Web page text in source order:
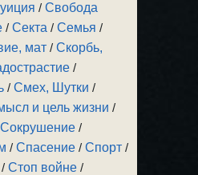
/Свобода
/Секта /Семья /
мат /Скорбь,
/
/Смех, Шутки /
и цель жизни /
Сокрушение /
/Спасение /Спорт /
/Стоп войне /